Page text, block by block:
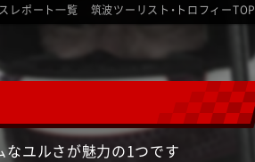
レポート一覧 筑波ツーリスト・トロフィーTOP
ユルさが魅力の1つです